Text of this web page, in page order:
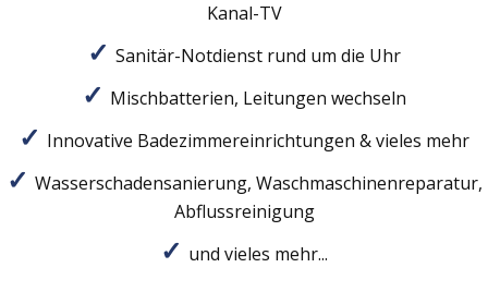
Kanal-TV
Sanitär-Notdienst rund um die Uhr
Mischbatterien, Leitungen wechseln
Innovative Badezimmereinrichtungen & vieles mehr
Wasserschadensanierung, Waschmaschinenreparatur,
Abflussreinigung
und vieles mehr...